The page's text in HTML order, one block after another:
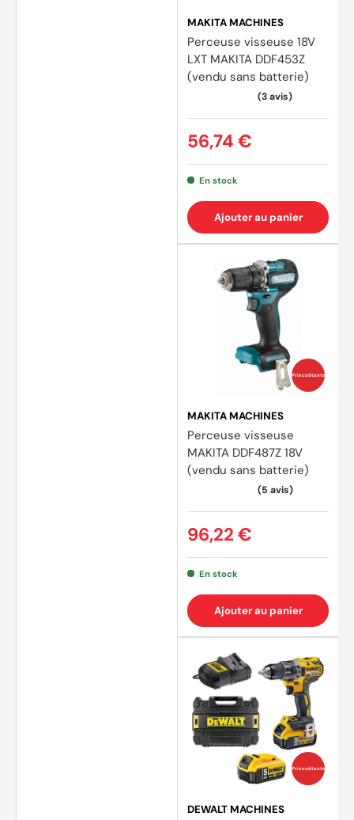
(7
MAKITA MACHINES
Perceuse visseuse 18V
LXT MAKITA DDF453Z
(vendu sans batterie)
56,74 €
En stock
Ajouter au panier
Prix coûtants
MAKITA MACHINES
Perceuse visseuse
MAKITA DDF487Z 18V
(vendu sans batterie)
96,22 €
En stock
Ajouter au panier
Prix coûtants
DEWALT MACHINES